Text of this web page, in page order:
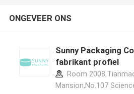
ONGEVEER ONS
Sunny Packaging
fabrikant profiel
Room
Mansion,No.107